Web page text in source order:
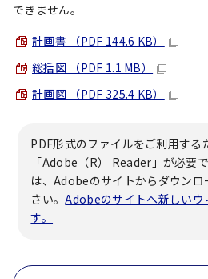
できません。
計画書 （PDF 144.6 KB）
総括図 （PDF 1.1 MB）
計画図 （PDF 325.4 KB）
PDF形式のファイルをご利用する
「Adobe（R） Reader」が必要
は、Adobeのサイトからダウン
さい。Adobeのサイトへ新しいウ
す。